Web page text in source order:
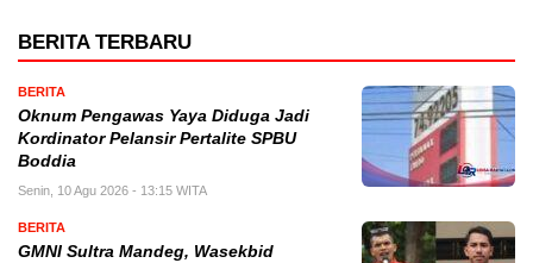
BERITA TERBARU
BERITA
Oknum Pengawas Yaya Diduga Jadi
Kordinator Pelansir Pertalite SPBU
Boddia
Senin, 10 Agu 2026 - 13:15 WITA
BERITA
GMNI Sultra Mandeg, Wasekbid